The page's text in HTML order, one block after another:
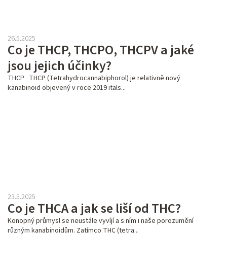
Co je THCP, THCPO, THCPV a jaké
jsou jejich účinky?
26.5.2025
THCP THCP (Tetrahydrocannabiphorol) je relativně nový
kanabinoid objevený v roce 2019 itals...
Co je THCA a jak se liší od THC?
23.5.2025
Konopný průmysl se neustále vyvíjí a s ním i naše porozumění
různým kanabinoidům. Zatímco THC (tetra...